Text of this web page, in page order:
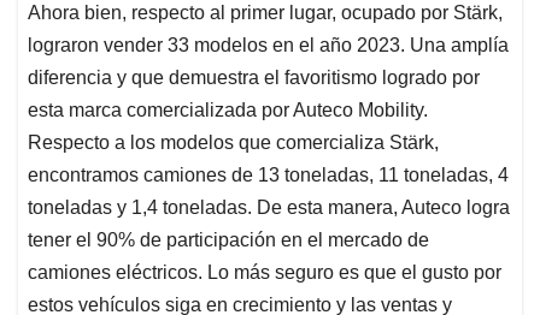
Ahora bien, respecto al primer lugar, ocupado por Stärk,
lograron vender 33 modelos en el año 2023. Una amplía
diferencia y que demuestra el favoritismo logrado por
esta marca comercializada por Auteco Mobility.
Respecto a los modelos que comercializa Stärk,
encontramos camiones de 13 toneladas, 11 toneladas, 4
toneladas y 1,4 toneladas. De esta manera, Auteco logra
tener el 90% de participación en el mercado de
camiones eléctricos. Lo más seguro es que el gusto por
estos vehículos siga en crecimiento y las ventas y